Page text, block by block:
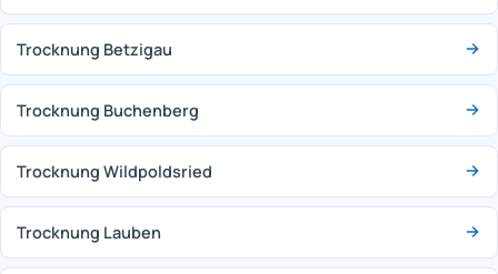
Trocknung Betzigau
Trocknung Buchenberg
Trocknung Wildpoldsried
Trocknung Lauben